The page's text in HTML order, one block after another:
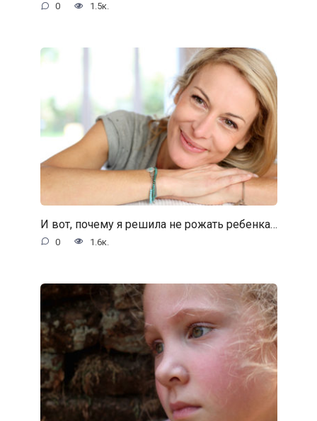
0 1.5к.
И вот, почему я решила не рожать ребенка…
0 1.6к.